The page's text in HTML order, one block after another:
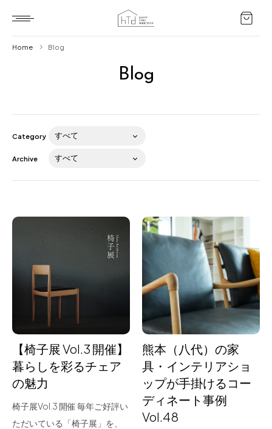
About us
for Business
Contact
Blog
Home Blog
Category
Archive
【椅子展 Vol.3 開催】
暮らしを彩るチェア
の魅力
椅子展Vol.3 開催 毎年ご好評い
ただいている「椅子展」を、
熊本（八代）の家
具・インテリアショ
ップが手掛けるコー
ディネート事例
Vol.48